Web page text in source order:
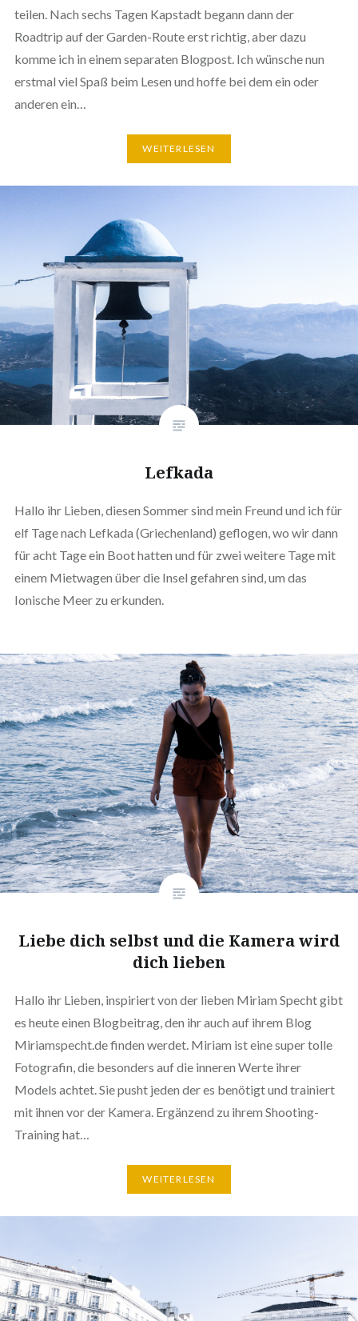
teilen. Nach sechs Tagen Kapstadt begann dann der
Roadtrip auf der Garden-Route erst richtig, aber dazu
komme ich in einem separaten Blogpost. Ich wünsche nun
erstmal viel Spaß beim Lesen und hoffe bei dem ein oder
anderen ein…
WEITERLESEN
Lefkada
Hallo ihr Lieben, diesen Sommer sind mein Freund und ich für
elf Tage nach Lefkada (Griechenland) geflogen, wo wir dann
für acht Tage ein Boot hatten und für zwei weitere Tage mit
einem Mietwagen über die Insel gefahren sind, um das
Ionische Meer zu erkunden.
Liebe dich selbst und die Kamera wird
dich lieben
Hallo ihr Lieben, inspiriert von der lieben Miriam Specht gibt
es heute einen Blogbeitrag, den ihr auch auf ihrem Blog
Miriamspecht.de finden werdet. Miriam ist eine super tolle
Fotografin, die besonders auf die inneren Werte ihrer
Models achtet. Sie pusht jeden der es benötigt und trainiert
mit ihnen vor der Kamera. Ergänzend zu ihrem Shooting-
Training hat…
WEITERLESEN